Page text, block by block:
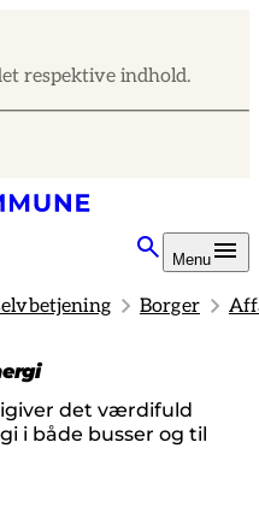
respektive indhold.
Menu
Borger
det værdifuld
i både busser og til